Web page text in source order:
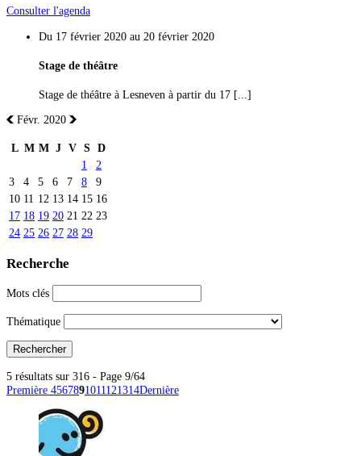
Consulter l'agenda
Du 17 février 2020 au 20 février 2020
Stage de théâtre
Stage de théâtre à Lesneven à partir du 17 [...]
Févr. 2020
L M M J V S D
1
2
3
4 5 6 7 8
9
10 11 12 13 14 15 16
17 18 19 20 21 22 23
24 25 26 27 28 29
Recherche
Mots clés
Thématique
5 résultats sur 316 - Page 9/64
Première 4567891011121314Dernière